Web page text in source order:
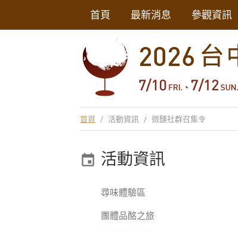
首頁 最新消息 參觀資訊
首頁 / 活動資訊 / 微醺社群召集令
活動資訊
尋味體驗區
團體品酩之旅